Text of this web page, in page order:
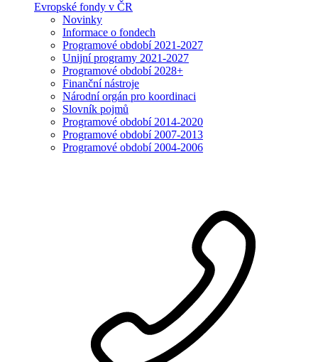
Evropské fondy v ČR
Novinky
Informace o fondech
Programové období 2021-2027
Unijní programy 2021-2027
Programové období 2028+
Finanční nástroje
Národní orgán pro koordinaci
Slovník pojmů
Programové období 2014-2020
Programové období 2007-2013
Programové období 2004-2006